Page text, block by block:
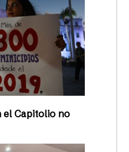
el Capitolio no